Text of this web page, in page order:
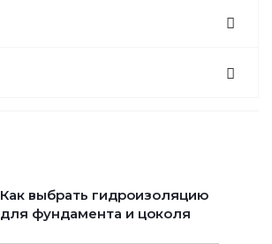
Как выбрать гидроизоляцию
для фундамента и цоколя